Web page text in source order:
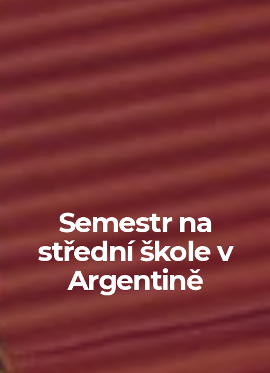
Semestr na
střední škole v
Argentině